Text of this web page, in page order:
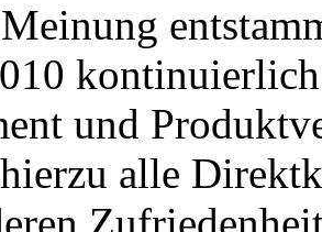
und
alle